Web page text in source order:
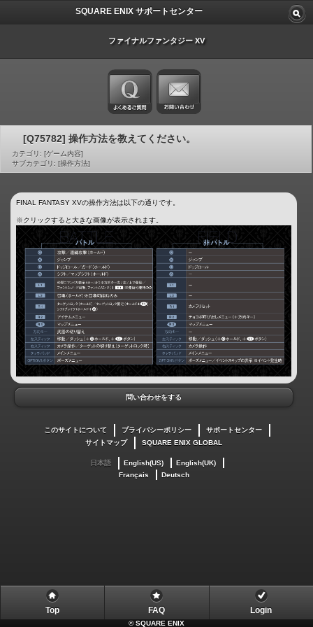
SQUARE ENIX サポートセンター
ファイナルファンタジー XV
[Q75782] 操作方法を教えてください。
カテゴリ: [ゲーム内容]
サブカテゴリ: [操作方法]
FINAL FANTASY XVの操作方法は以下の通りです。
※クリックすると大きな画像が表示されます。
問い合わせをする
このサイトについて プライバシーポリシー
サポートセンター
サイトマップ
SQUARE ENIX GLOBAL
日本語 English(US)
English(UK)
Français
Deutsch
Top FAQ Login
©SQUARE ENIX